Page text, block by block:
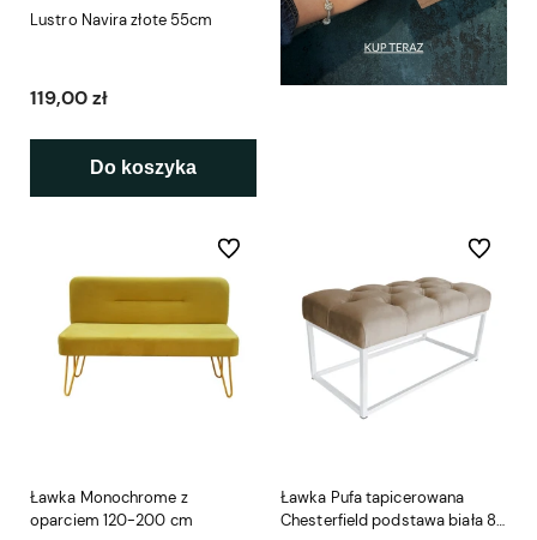
Lustro Navira złote 55cm
119,00 zł
Do koszyka
Ławka Monochrome z
oparciem 120-200 cm
Do ulubionych
Ławka Pufa tapicerowana
Chesterfield podstawa biała 80
Do